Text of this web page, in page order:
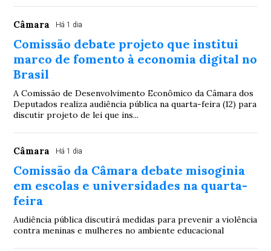
Câmara Há 1 dia
Comissão debate projeto que institui
marco de fomento à economia digital no
Brasil
A Comissão de Desenvolvimento Econômico da Câmara dos
Deputados realiza audiência pública na quarta-feira (12) para
discutir projeto de lei que ins...
Câmara Há 1 dia
Comissão da Câmara debate misoginia
em escolas e universidades na quarta-
feira
Audiência pública discutirá medidas para prevenir a violência
contra meninas e mulheres no ambiente educacional